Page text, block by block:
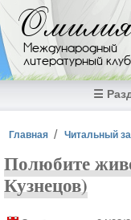
Перейти к основному
Омилия
Международный
литературный клуб
☰
Вы здесь
Главная Читальный
Полюбите
Кузнецов)